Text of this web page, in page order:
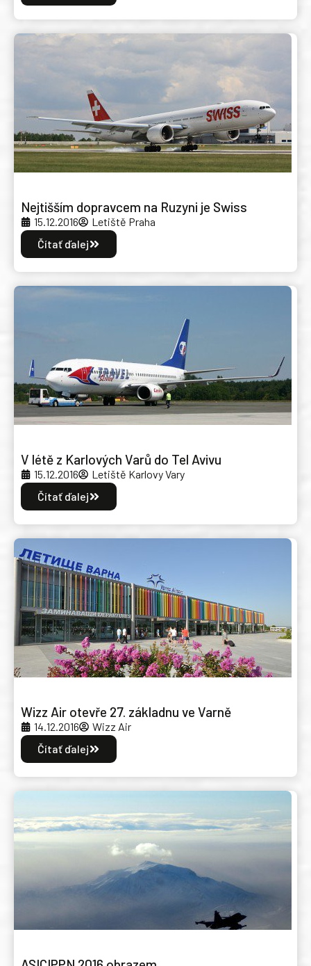
Nejtišším dopravcem na Ruzyni je Swiss
15.12.2016
Letiště Praha
Čítať ďalej
V létě z Karlových Varů do Tel Avivu
15.12.2016
Letiště Karlovy Vary
Čítať ďalej
Wizz Air otevře 27. základnu ve Varně
14.12.2016
Wizz Air
Čítať ďalej